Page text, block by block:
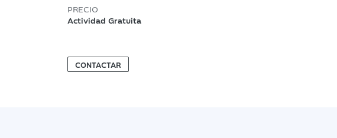
PRECIO
Actividad Gratuita
CONTACTAR